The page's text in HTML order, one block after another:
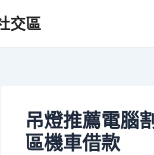
交區
吊燈推薦電腦
區機車借款